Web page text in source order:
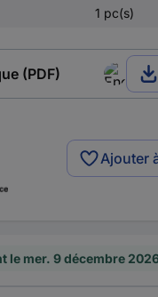
1 pc(s)
(PDF)
Ajouter
le mer. 9 décembre